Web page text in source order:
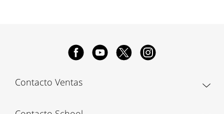
Contacto Ventas